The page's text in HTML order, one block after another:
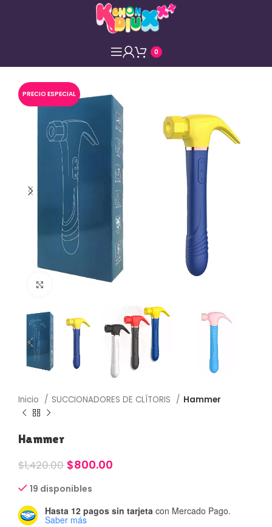
0
PRECIO ESPECIAL
Haga Click para agrandar
Inicio SUCCIONADORES DE CLÍTORIS Hammer
Hammer
$1,420.00 $800.00
19 disponibles
Hasta 12 pagos sin tarjeta con Mercado Pago.
Saber más